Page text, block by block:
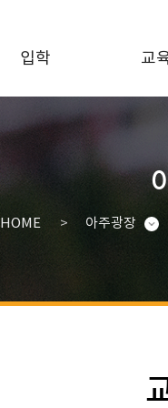
입학 교
HOME 아주광장